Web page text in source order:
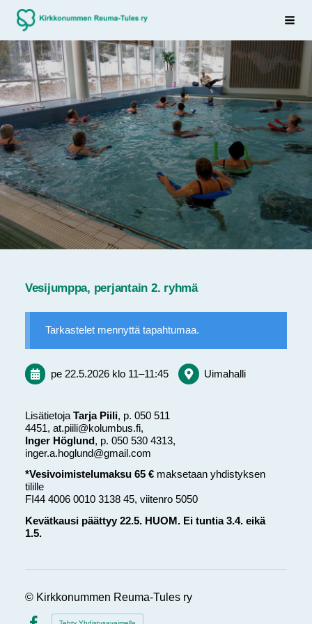
Siirry
sivun
sisältöön
Sivuston etusivulle
Vesijumppa, perjantain 2. ryhmä
Tarkastelet mennyttä tapahtumaa.
pe 22.5.2026 klo 11–11:45 Uimahalli
Lisätietoja Tarja Piili, p. 050 511
4451, at.piili@kolumbus.fi,
Inger Höglund , p. 050 530 4313,
inger.a.hoglund@gmail.com
*Vesivoimistelumaksu 65 €maksetaan yhdistyksen
tilille
FI44 4006 0010 3138 45, viitenro 5050
Kevätkausi päättyy 22.5. HUOM. Ei tuntia 3.4. eikä
1.5.
© Kirkkonummen Reuma-Tules ry